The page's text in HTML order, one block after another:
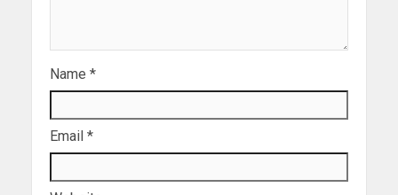
Name *
Email *